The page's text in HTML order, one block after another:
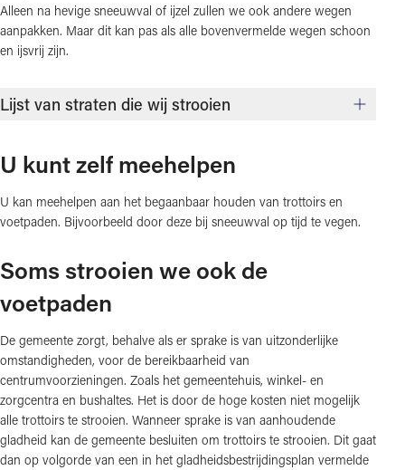
Alleen na hevige sneeuwval of ijzel zullen we ook andere wegen
aanpakken. Maar dit kan pas als alle bovenvermelde wegen schoon
en ijsvrij zijn.
Lijst van straten die wij strooien
U kunt zelf meehelpen
U kan meehelpen aan het begaanbaar houden van trottoirs en
voetpaden. Bijvoorbeeld door deze bij sneeuwval op tijd te vegen.
Soms strooien we ook de
voetpaden
De gemeente zorgt, behalve als er sprake is van uitzonderlijke
omstandigheden, voor de bereikbaarheid van
centrumvoorzieningen. Zoals het gemeentehuis, winkel- en
zorgcentra en bushaltes. Het is door de hoge kosten niet mogelijk
alle trottoirs te strooien. Wanneer sprake is van aanhoudende
gladheid kan de gemeente besluiten om trottoirs te strooien. Dit gaat
dan op volgorde van een in het gladheidsbestrijdingsplan vermelde